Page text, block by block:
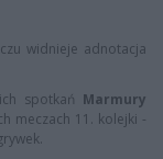
widnieje adnotacja
spotkań Marmury
meczach 11. kolejki -